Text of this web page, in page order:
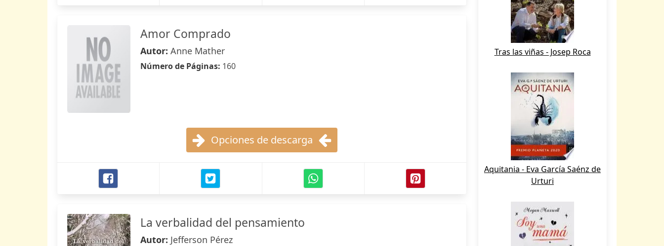
Amor Comprado
Autor: Anne Mather
Número de Páginas: 160
Opciones de descarga
La verbalidad del pensamiento
Autor: Jefferson Pérez
Tras las viñas - Josep Roca
Aquitania - Eva García Saénz de
Urturi